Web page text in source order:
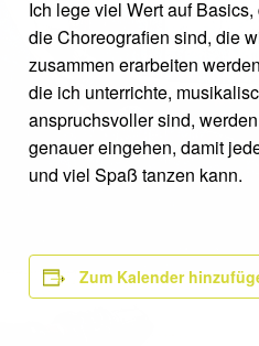
Ich lege viel Wert auf
die Choreografien sind, die
zusammen erarbeiten
die ich unterrichte,
anspruchsvoller sind,
genauer eingehen, damit
und viel Spaß tanzen kann.
Zum Kalender